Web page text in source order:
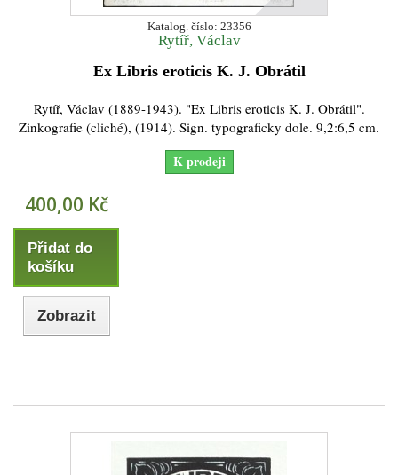
Katalog. číslo: 23356
Rytíř, Václav
Ex Libris eroticis K. J. Obrátil
Rytíř, Václav (1889-1943). "Ex Libris eroticis K. J. Obrátil".
Zinkografie (cliché), (1914). Sign. typograficky dole. 9,2:6,5 cm.
K prodeji
400,00 Kč
Přidat do
košíku
Zobrazit